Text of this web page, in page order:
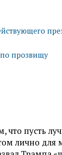
по прозвищу
что пусть
лично для